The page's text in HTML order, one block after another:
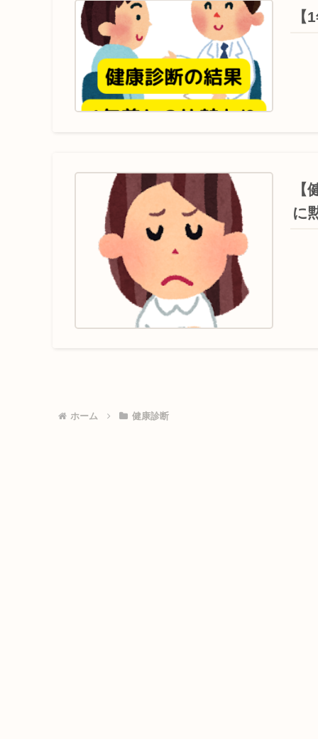
【
【
に
ホーム 健康診断